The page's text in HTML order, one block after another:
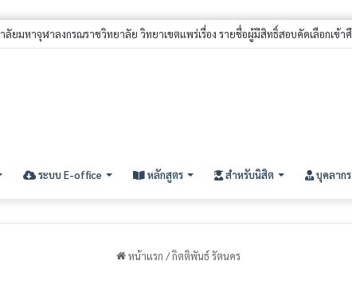
สิทธิ์สอบคัดเลือกนิสิตใหม่ ประจำปีการศึกษา ๒๕๖๙ (รอบที่ ๓) ระดับปริญญาตรี
ระบบ E-office หลักสูตร สำหรับนิสิต บุคลากร
หน้าแรก /กิตติพันธ์ รัตนคร